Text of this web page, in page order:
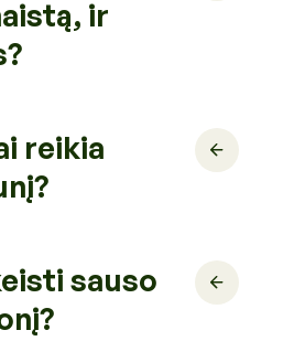
ir
reikia
sauso